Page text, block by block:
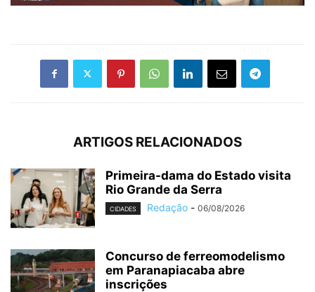
ARTIGOS RELACIONADOS
Primeira-dama do Estado visita
Rio Grande da Serra
CIDADES Redação - 06/08/2026
Concurso de ferreomodelismo
em Paranapiacaba abre
inscrições